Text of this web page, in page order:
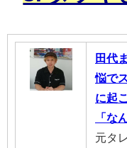
田代
悩で
に起
「な
元タ